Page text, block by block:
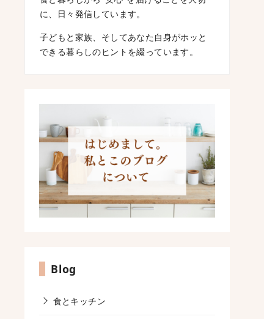
に、日々発信しています。
子どもと家族、そしてあなた自身がホッと
できる暮らしのヒントを綴っています。
Blog
食とキッチン